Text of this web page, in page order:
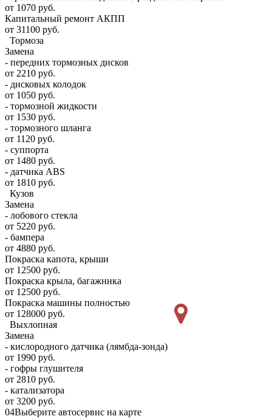
от 1070 руб.
Капитальный ремонт АКПП
от 31100 руб.
Тормоза
Замена
- передних тормозных дисков
от 2210 руб.
- дисковых колодок
от 1050 руб.
- тормозной жидкости
от 1530 руб.
- тормозного шланга
от 1120 руб.
- суппорта
от 1480 руб.
- датчика ABS
от 1810 руб.
Кузов
Замена
- лобового стекла
от 5220 руб.
- бампера
от 4880 руб.
Покраска капота, крыши
от 12500 руб.
Покраска крыла, багажника
от 12500 руб.
Покраска машины полностью
от 128000 руб.
Выхлопная
Замена
- кислородного датчика (лямбда-зонда)
от 1990 руб.
- гофры глушителя
от 2810 руб.
- катализатора
от 3200 руб.
04Выберите автосервис на карте